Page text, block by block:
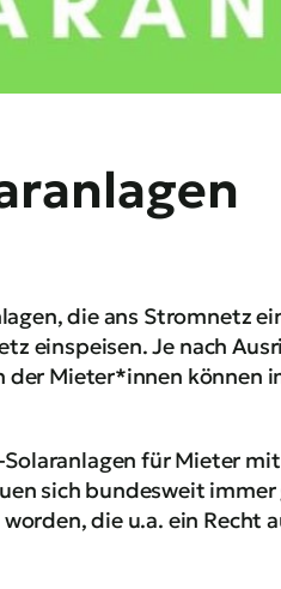
die ans Stromnetz
einspeisen. Je nach
der Mieter*innen können
für Mieter
sich bundesweit
die u.a. ein Recht